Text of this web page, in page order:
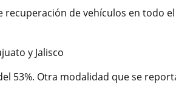
de vehículos en todo el
y Jalisco
53%. Otra modalidad que se